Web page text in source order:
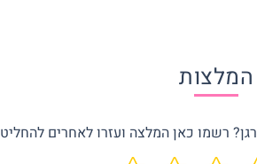
המלצות
רשמו כאן המלצה ועזרו לאחרים להחליט